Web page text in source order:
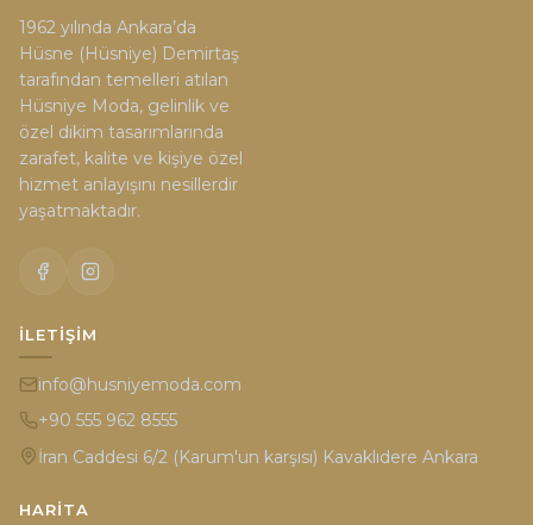
1962 yılında Ankara’da
Hüsne (Hüsniye) Demirtaş
tarafından temelleri atılan
Hüsniye Moda, gelinlik ve
özel dikim tasarımlarında
zarafet, kalite ve kişiye özel
hizmet anlayışını nesillerdir
yaşatmaktadır.
İLETIŞIM
info@husniyemoda.com
+90 555 962 8555
İran Caddesi 6/2 (Karum'un karşısı) Kavaklıdere Ankara
HARITA